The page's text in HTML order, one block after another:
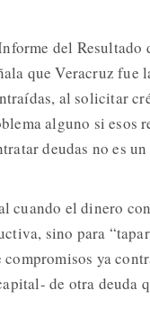
del Resultado
que Veracruz fue
al solicitar
alguno si esos
deudas no es
cuando el dinero
sino para
ya
de otra deuda